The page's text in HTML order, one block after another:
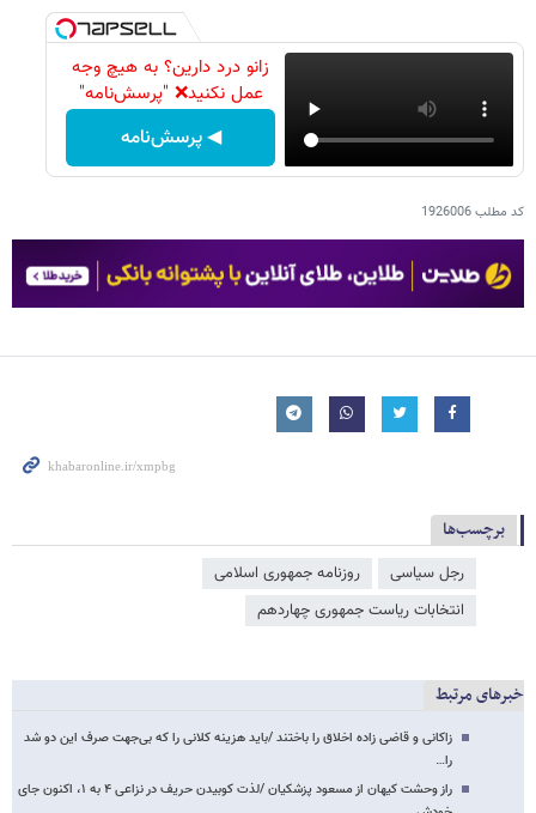
زانو درد دارین؟ به هیچ وجه
عمل نکنید❌ "پرسش‌نامه"
◀ پرسش‌نامه
کد مطلب1926006
برچسب‌ها
رجل سیاسی
روزنامه جمهوری اسلامی
انتخابات ریاست جمهوری چهاردهم
خبرهای مرتبط
زاکانی و قاضی زاده اخلاق را باختند /باید هزینه کلانی را که بی‌جهت صرف این دو شد
را…
راز وحشت کیهان از مسعود پزشکیان /لذت کوبیدن حریف در نزاعی ۴ به ۱، اکنون جای